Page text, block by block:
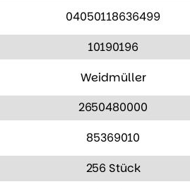
04050118636499
10190196
Weidmüller
2650480000
85369010
256 Stück